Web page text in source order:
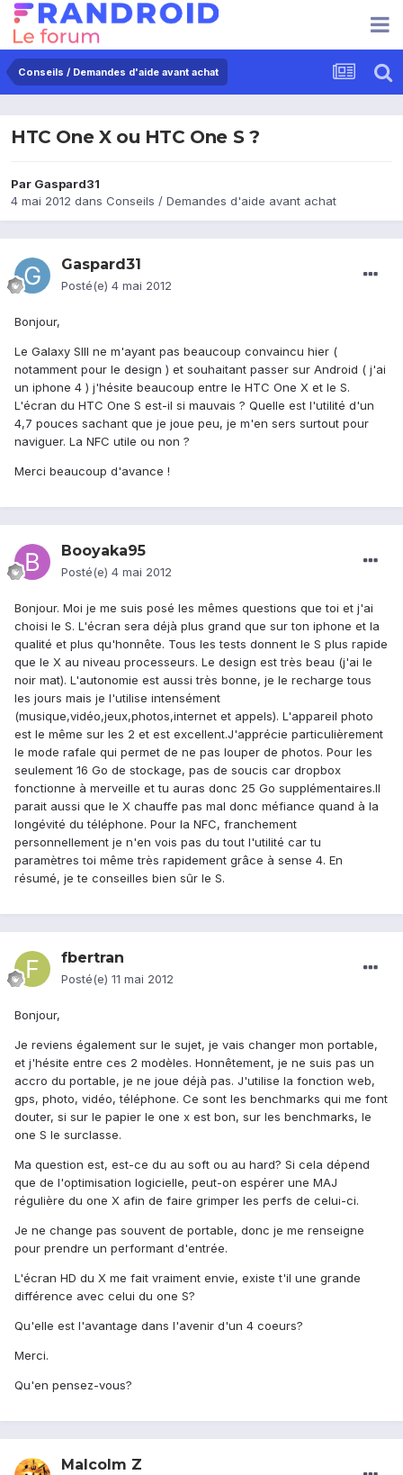
Conseils / Demandes d'aide avant achat
HTC One X ou HTC One S ?
Par Gaspard31
4 mai 2012 dans Conseils / Demandes d'aide avant achat
Gaspard31
Posté(e) 4 mai 2012
Bonjour,
Le Galaxy SIII ne m'ayant pas beaucoup convaincu hier (
notamment pour le design ) et souhaitant passer sur Android ( j'ai
un iphone 4 ) j'hésite beaucoup entre le HTC One X et le S.
L'écran du HTC One S est-il si mauvais ? Quelle est l'utilité d'un
4,7 pouces sachant que je joue peu, je m'en sers surtout pour
naviguer. La NFC utile ou non ?
Merci beaucoup d'avance !
Booyaka95
Posté(e) 4 mai 2012
Bonjour. Moi je me suis posé les mêmes questions que toi et j'ai
choisi le S. L'écran sera déjà plus grand que sur ton iphone et la
qualité et plus qu'honnête. Tous les tests donnent le S plus rapide
que le X au niveau processeurs. Le design est très beau (j'ai le
noir mat). L'autonomie est aussi très bonne, je le recharge tous
les jours mais je l'utilise intensément
(musique,vidéo,jeux,photos,internet et appels). L'appareil photo
est le même sur les 2 et est excellent.J'apprécie particulièrement
le mode rafale qui permet de ne pas louper de photos. Pour les
seulement 16 Go de stockage, pas de soucis car dropbox
fonctionne à merveille et tu auras donc 25 Go supplémentaires.Il
parait aussi que le X chauffe pas mal donc méfiance quand à la
longévité du téléphone. Pour la NFC, franchement
personnellement je n'en vois pas du tout l'utilité car tu
paramètres toi même très rapidement grâce à sense 4. En
résumé, je te conseilles bien sûr le S.
fbertran
Posté(e) 11 mai 2012
Bonjour,
Je reviens également sur le sujet, je vais changer mon portable,
et j'hésite entre ces 2 modèles. Honnêtement, je ne suis pas un
accro du portable, je ne joue déjà pas. J'utilise la fonction web,
gps, photo, vidéo, téléphone. Ce sont les benchmarks qui me font
douter, si sur le papier le one x est bon, sur les benchmarks, le
one S le surclasse.
Ma question est, est-ce du au soft ou au hard? Si cela dépend
que de l'optimisation logicielle, peut-on espérer une MAJ
régulière du one X afin de faire grimper les perfs de celui-ci.
Je ne change pas souvent de portable, donc je me renseigne
pour prendre un performant d'entrée.
L'écran HD du X me fait vraiment envie, existe t'il une grande
différence avec celui du one S?
Qu'elle est l'avantage dans l'avenir d'un 4 coeurs?
Merci.
Qu'en pensez-vous?
Malcolm Z